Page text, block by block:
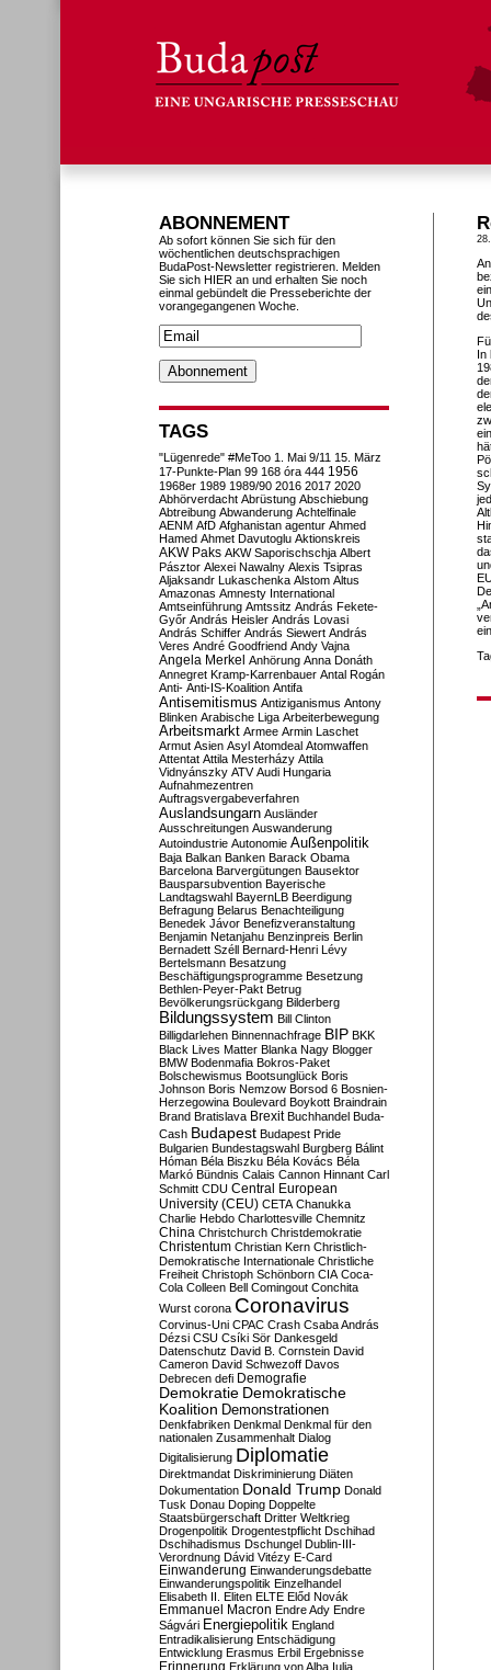
In
ABONNEMENT
Ab sofort können Sie sich für den
wöchentlichen deutschsprachigen
BudaPost-Newsletter registrieren. Melden
Sie sich HIER an und erhalten Sie noch
einmal gebündelt die Presseberichte der
vorangegangenen Woche.
TAGS
"Lügenrede" #MeToo 1. Mai 9/11 15. März
17-Punkte-Plan 99 168 óra 444 1956
1968er 1989 1989/90 2016 2017 2020
Abhörverdacht Abrüstung Abschiebung
Abtreibung Abwanderung Achtelfinale
AENM AfD Afghanistan agentur Ahmed
Hamed Ahmet Davutoglu Aktionskreis
AKW Paks AKW Saporischschja Albert
Pásztor Alexei Nawalny Alexis Tsipras
Aljaksandr Lukaschenka Alstom Altus
Amazonas Amnesty International
Amtseinführung Amtssitz András Fekete-
Győr András Heisler András Lovasi
András Schiffer András Siewert András
Veres André Goodfriend Andy Vajna
Angela Merkel Anhörung Anna Donáth
Annegret Kramp-Karrenbauer Antal Rogán
Anti- Anti-IS-Koalition Antifa
Antisemitismus Antiziganismus Antony
Blinken Arabische Liga Arbeiterbewegung
Arbeitsmarkt Armee Armin Laschet
Armut Asien Asyl Atomdeal Atomwaffen
Attentat Attila Mesterházy Attila
Vidnyánszky ATV Audi Hungaria
Aufnahmezentren
Auftragsvergabeverfahren
Auslandsungarn Ausländer
Ausschreitungen Auswanderung
Autoindustrie Autonomie Außenpolitik
Baja Balkan Banken Barack Obama
Barcelona Barvergütungen Bausektor
Bausparsubvention Bayerische
Landtagswahl BayernLB Beerdigung
Befragung Belarus Benachteiligung
Benedek Jávor Benefizveranstaltung
Benjamin Netanjahu Benzinpreis Berlin
Bernadett Széll Bernard-Henri Lévy
Bertelsmann Besatzung
Beschäftigungsprogramme Besetzung
Bethlen-Peyer-Pakt Betrug
Bevölkerungsrückgang Bilderberg
Bildungssystem Bill Clinton
Billigdarlehen Binnennachfrage BIP BKK
Black Lives Matter Blanka Nagy Blogger
BMW Bodenmafia Bokros-Paket
Bolschewismus Bootsunglück Boris
Johnson Boris Nemzow Borsod 6 Bosnien-
Herzegowina Boulevard Boykott Braindrain
Brand Bratislava Brexit Buchhandel Buda-
Cash Budapest Budapest Pride
Bulgarien Bundestagswahl Burgberg Bálint
Hóman Béla Biszku Béla Kovács Béla
Markó Bündnis Calais Cannon Hinnant Carl
Schmitt CDU Central European
University (CEU) CETA Chanukka
Charlie Hebdo Charlottesville Chemnitz
China Christchurch Christdemokratie
Christentum Christian Kern Christlich-
Demokratische Internationale Christliche
Freiheit Christoph Schönborn CIA Coca-
Cola Colleen Bell Comingout Conchita
Wurst corona Coronavirus
Corvinus-Uni CPAC Crash Csaba András
Dézsi CSU Csíki Sör Dankesgeld
Datenschutz David B. Cornstein David
Cameron David Schwezoff Davos
Debrecen defi Demografie
Demokratie Demokratische
Koalition Demonstrationen
Denkfabriken Denkmal Denkmal für den
nationalen Zusammenhalt Dialog
Digitalisierung Diplomatie
Direktmandat Diskriminierung Diäten
Dokumentation Donald Trump Donald
Tusk Donau Doping Doppelte
Staatsbürgerschaft Dritter Weltkrieg
Drogenpolitik Drogentestpflicht Dschihad
Dschihadismus Dschungel Dublin-III-
Verordnung Dávid Vitézy E-Card
Einwanderung Einwanderungsdebatte
Einwanderungspolitik Einzelhandel
Elisabeth II. Eliten ELTE Előd Novák
Emmanuel Macron Endre Ady Endre
Ságvári Energiepolitik England
Entradikalisierung Entschädigung
Entwicklung Erasmus Erbil Ergebnisse
Erinnerung Erklärung von Alba Iulia